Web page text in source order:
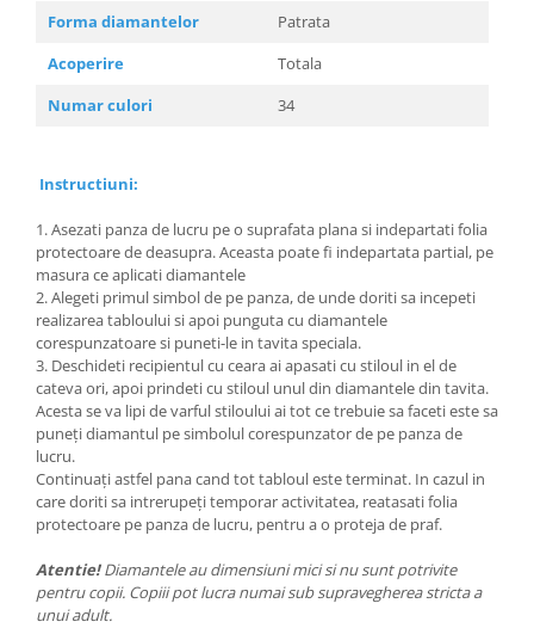
Forma diamantelor
Patrata
Acoperire
Totala
Numar culori
34
Instructiuni:
1. Asezati panza de lucru pe o suprafata plana si indepartati folia
protectoare de deasupra. Aceasta poate fi indepartata partial, pe
masura ce aplicati diamantele
2. Alegeti primul simbol de pe panza, de unde doriti sa incepeti
realizarea tabloului si apoi punguta cu diamantele
corespunzatoare si puneti-le in tavita speciala.
3. Deschideti recipientul cu ceara ai apasati cu stiloul in el de
cateva ori, apoi prindeti cu stiloul unul din diamantele din tavita.
Acesta se va lipi de varful stiloului ai tot ce trebuie sa faceti este sa
puneți diamantul pe simbolul corespunzator de pe panza de
lucru.
Continuați astfel pana cand tot tabloul este terminat. In cazul in
care doriti sa intrerupeți temporar activitatea, reatasati folia
protectoare pe panza de lucru, pentru a o proteja de praf.
Atentie!Diamantele au dimensiuni mici si nu sunt potrivite
pentru copii. Copiii pot lucra numai sub supravegherea stricta a
unui adult.